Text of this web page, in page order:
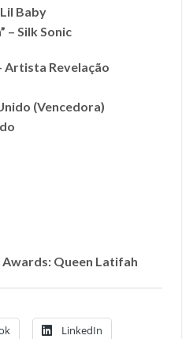
Baby
– Silk Sonic
Artista Revelação
(Vencedora)
: Queen Latifah
LinkedIn